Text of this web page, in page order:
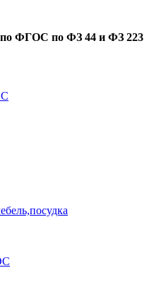
по ФГОC по ФЗ 44 и ФЗ 223